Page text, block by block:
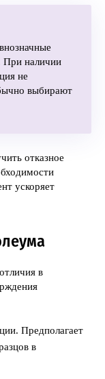
При наличии
не
выбирают
отказное
ускоряет
в
Предполагает
в